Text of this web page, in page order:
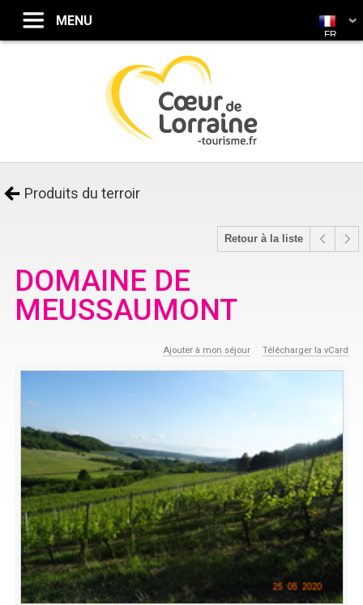
Produits du terroir
Retour à la liste
DOMAINE DE
MEUSSAUMONT
Ajouter à mon séjour Télécharger la vCard
FR